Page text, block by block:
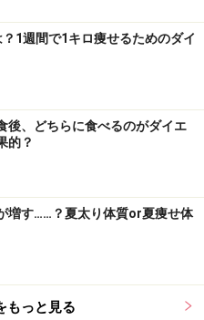
1週間で1キロ痩せるためのダイ
後、どちらに食べるのがダイエ
的？
増す……？夏太り体質or夏痩せ体
もっと見る